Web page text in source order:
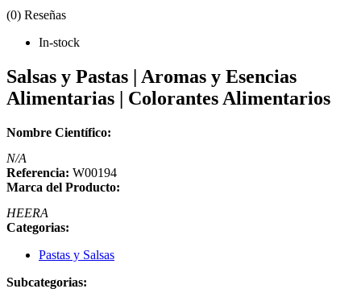
(0) Reseñas
In-stock
Salsas y Pastas | Aromas y Esencias
Alimentarias | Colorantes Alimentarios
Nombre Científico:
N/A
Referencia: W00194
Marca del Producto:
HEERA
Categorias:
Pastas y Salsas
Subcategorias: